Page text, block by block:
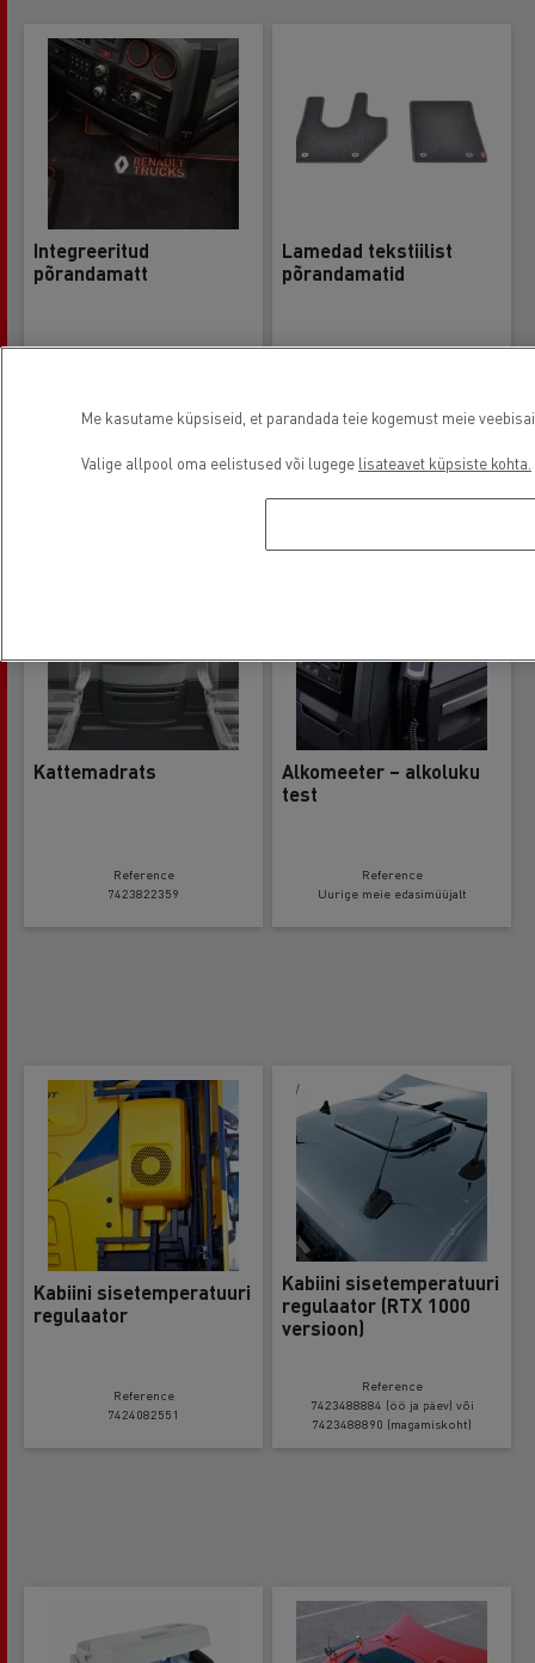
Integreeritud
põrandamatt
Reference
Lamedad tekstiilist
põrandamatid
Reference
Kattemadrats
Reference
7423822359
Alkomeeter – alkoluku
test
Reference
Uurige meie edasimüüjalt
Kabiini sisetemperatuuri
regulaator
Reference
7424082551
Kabiini sisetemperatuuri
regulaator (RTX 1000
versioon)
Reference
7423488884 (öö ja päev) või
7423488890 (magamiskoht)
Me kasutame küpsiseid, et parandada teie kogemust meie
Valige allpool oma eelistused või lugege lisateavet küpsiste kohta.